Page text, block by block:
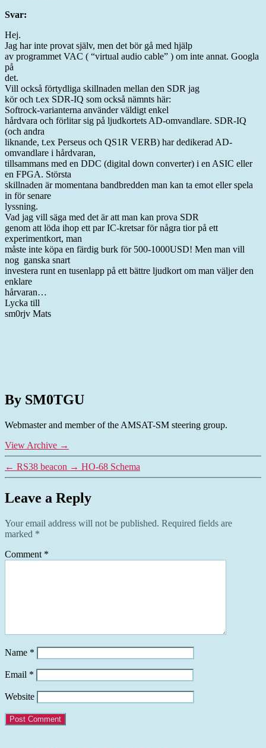
Svar:
Hej.
Jag har inte provat själv, men det bör gå med hjälp
av programmet VAC ( “virtual audio cable” ) om inte annat. Googla
på
det.
Vill också förtydliga skillnaden mellan den SDR jag
kör och t.ex SDR-IQ som också nämnts här:
Softrock-varianterna använder väldigt enkel
hårdvara och förlitar sig på ljudkortets AD-omvandlare. SDR-IQ
(och andra
liknande, t.ex Perseus och QS1R VERB) har dedikerad AD-
omvandlare i hårdvaran,
tillsammans med en DDC (digital down converter) i en ASIC eller
en FPGA. Största
skillnaden är momentana bandbredden man kan ta emot eller spela
in för senare
lyssning.
Vad jag vill säga med det är att man kan prova SDR
genom att löda ihop ett par IC-kretsar för några tior på ett
experimentkort, man
måste inte köpa en färdig burk för 500-1000USD! Men man vill
nog ganska snart
investera runt en tusenlapp på ett bättre ljudkort om man väljer den
enklare
hårvaran…
Lycka till
sm0rjv Mats
By SM0TGU
Webmaster and member of the AMSAT-SM steering group.
View Archive →
← RS38 beacon → HO-68 Schema
Leave a Reply
Your email address will not be published. Required fields are
marked *
Comment *
Name *
Email *
Website